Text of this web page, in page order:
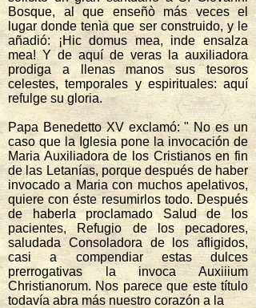
Bosque, al que enseñò más veces el
lugar donde tenìa que ser construido, y le
añadió: ¡Hic domus mea, inde ensalza
mea! Y de aquí de veras la auxiliadora
prodiga a llenas manos sus tesoros
celestes, temporales y espirituales: aquí
refulge su gloria.
Papa Benedetto XV exclamó: " No es un
caso que la Iglesia pone la invocación de
Maria Auxiliadora de los Cristianos en fin
de las Letanías, porque después de haber
invocado a Maria con muchos apelativos,
quiere con éste resumirlos todo. Después
de haberla proclamado Salud de los
pacientes, Refugio de los pecadores,
saludada Consoladora de los afligidos,
casi a compendiar estas dulces
prerrogativas la invoca Auxiiium
Christianorum. Nos parece que este título
todavía abra más nuestro corazón a la